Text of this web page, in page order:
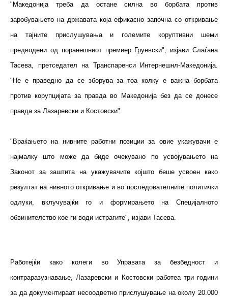
"Македонија треба да остане силна во борбата против
заробувањето на државата која ефикасно започна со откривање
на тајните прислушувања и големите коруптивни шеми
предводени од поранешниот премиер Груевски", изјави Слаѓана
Тасева, претседател на Транспаренси Интернешнл-Македонија.
"Не е праведно да се зборува за тоа колку е важна борбата
против корупцијата за правда во Македонија без да се донесе
правда за Лазаревски и Костовски".
"Враќањето на нивните работни позиции за овие укажувачи е
најмалку што може да биде очекувано по усвојувањето на
Законот за заштита на укажувачите којшто беше усвоен како
резултат на нивното откривање и во последователните политички
одлуки, вклучувајќи го и формирањето на Специјалното
обвинителство кое ги води истрагите", изјави Тасева.
Работејќи како колеги во Управата за безбедност и
контраразузнавање, Лазаревски и Костовски работеа три години
за да документираат несоодветно прислушување на околу 20.000